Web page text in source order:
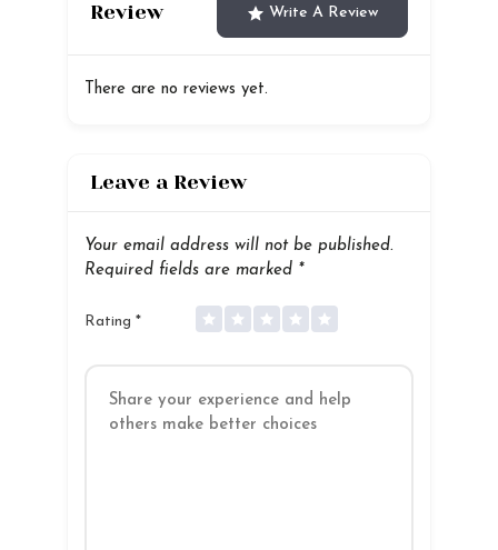
Review Write A Review
There are no reviews yet.
Leave a Review
Your email address will not be published.
Required fields are marked *
Rating *